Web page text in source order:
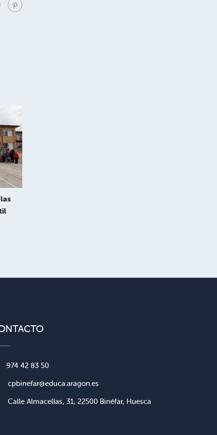
974 42 83 50
cpbinefar@educa.aragon.es
Calle Almacellas, 31, 22500 Binéfar, Huesca